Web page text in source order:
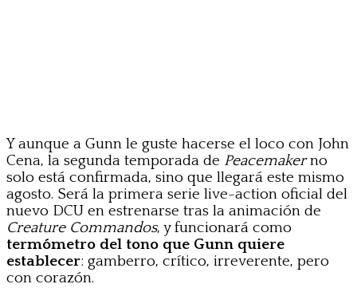
Y aunque a Gunn le guste hacerse el loco con John
Cena, la segunda temporada de Peacemakerno
solo está confirmada, sino que llegará este mismo
agosto. Será la primera serie live-action oficial del
nuevo DCU en estrenarse tras la animación de
Creature Commandos, y funcionará como
termómetro del tono que Gunn quiere
establecer: gamberro, crítico, irreverente, pero
con corazón.